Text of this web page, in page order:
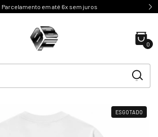
Parcelamento em até 6x sem juros
0
ESGOTADO